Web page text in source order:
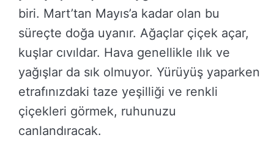
biri. Mart’tan Mayıs’a kadar olan bu
süreçte doğa uyanır. Ağaçlar çiçek açar,
kuşlar cıvıldar. Hava genellikle ılık ve
yağışlar da sık olmuyor. Yürüyüş yaparken
etrafınızdaki taze yeşilliği ve renkli
çiçekleri görmek, ruhunuzu
canlandıracak.